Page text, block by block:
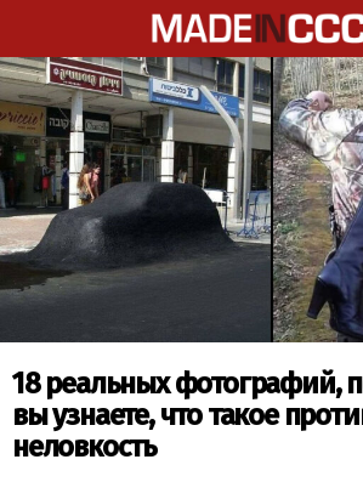
18 реальных фотографий,
вы узнаете, что такое
неловкость